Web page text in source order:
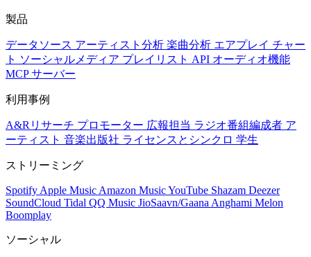
製品
データソース アーティスト分析 楽曲分析 エアプレイ チャー
ト ソーシャルメディア プレイリスト API オーディオ機能
MCP サーバー
利用事例
A&Rリサーチ プロモーター 広報担当 ラジオ番組編成者 ア
ーティスト 音楽出版社 ライセンスとシンクロ 学生
ストリーミング
Spotify Apple Music Amazon MusicYouTube Shazam Deezer
SoundCloud Tidal QQ Music JioSaavn/Gaana Anghami Melon
Boomplay
ソーシャル